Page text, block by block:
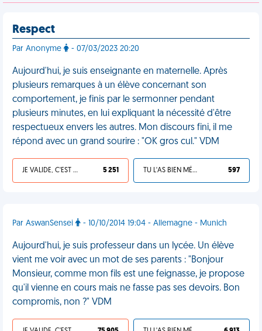
Respect
Par Anonyme - 07/03/2023 20:20
Aujourd'hui, je suis enseignante en maternelle. Après
plusieurs remarques à un élève concernant son
comportement, je finis par le sermonner pendant
plusieurs minutes, en lui expliquant la nécessité d'être
respectueux envers les autres. Mon discours fini, il me
répond avec un grand sourire : "OK gros cul." VDM
JE VALIDE, C'EST UNE VDM 5 251 TU L'AS BIEN MÉRITÉ 597
Par AswanSensei - 10/10/2014 19:04 - Allemagne - Munich
Aujourd'hui, je suis professeur dans un lycée. Un élève
vient me voir avec un mot de ses parents : "Bonjour
Monsieur, comme mon fils est une feignasse, je propose
qu'il vienne en cours mais ne fasse pas ses devoirs. Bon
compromis, non ?" VDM